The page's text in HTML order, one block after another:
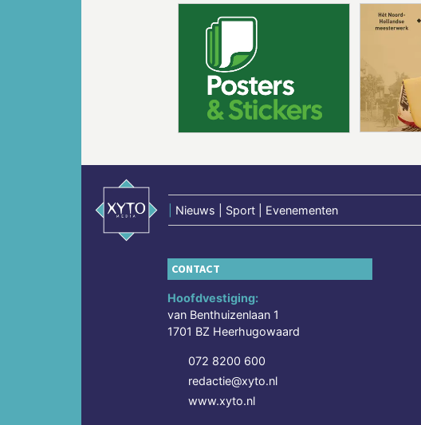
Nieuws | Sport | Evenementen
CONTACT
Hoofdvestiging:
van Benthuizenlaan 1
1701 BZ Heerhugowaard
072 8200 600
redactie@xyto.nl
www.xyto.nl